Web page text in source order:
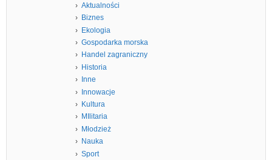
Aktualności
Biznes
Ekologia
Gospodarka morska
Handel zagraniczny
Historia
Inne
Innowacje
Kultura
MIlitaria
Młodzież
Nauka
Sport